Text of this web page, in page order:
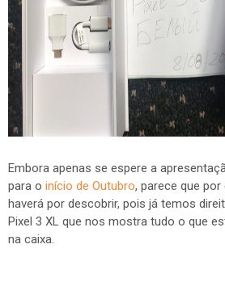
Embora apenas se espere a
para o início de Outubro, parece que
haverá por descobrir, pois já temos
Pixel 3 XL que nos mostra tudo o que
na caixa.